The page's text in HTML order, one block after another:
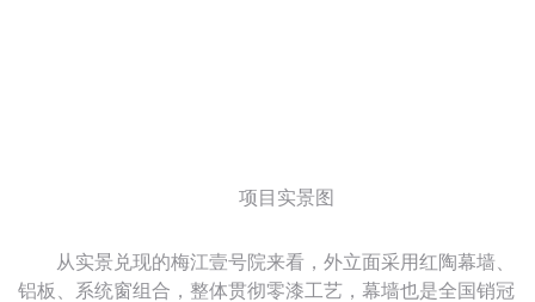
项目实景图
从实景兑现的梅江壹号院来看，外立面采用红陶幕墙、
铝板、 系统窗组合，整体贯彻零漆工艺，幕墙也是全国销冠